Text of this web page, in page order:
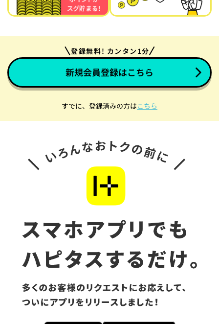
登録無料! カンタン1分
新規会員登録はこちら
すでに、登録済みの方はこちら